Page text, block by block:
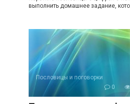
выполнить домашнее задание,
Пословицы и поговорки
0